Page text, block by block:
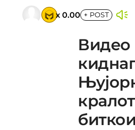
x 0.00 + POST
Видео